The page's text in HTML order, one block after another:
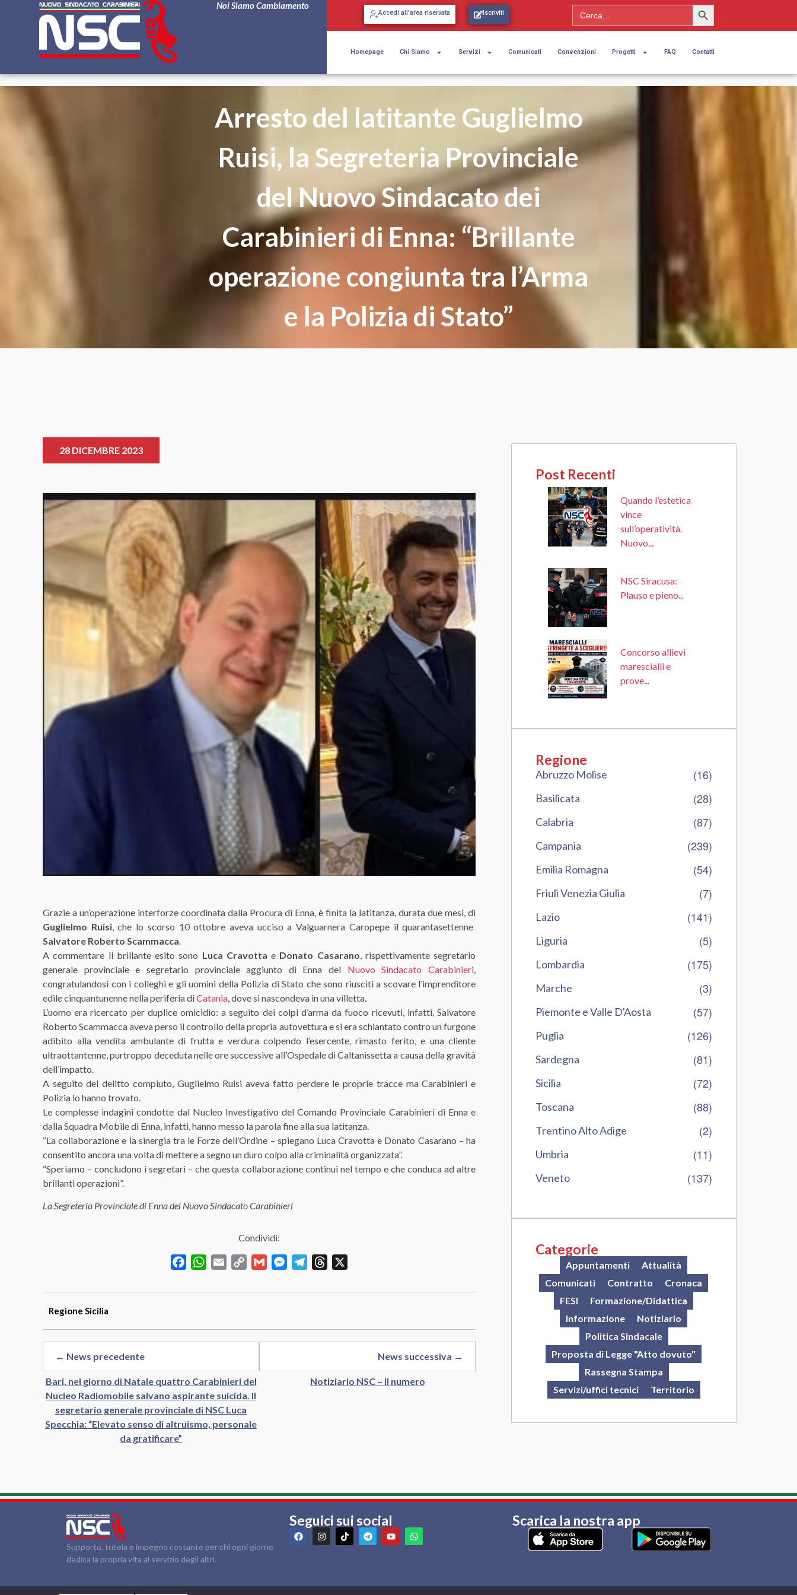
Noi Siamo Cambiamento
Accedi all'area riservata Iscriviti Search
for:
Search Button
Homepage Chi Siamo Servizi Comunicati Convenzioni Progetti FAQ Contatti
Arresto del latitante Guglielmo
Ruisi, la Segreteria Provinciale
del Nuovo Sindacato dei
Carabinieri di Enna: “Brillante
operazione congiunta tra l’Arma
e la Polizia di Stato”
28 DICEMBRE 2023
Grazie a un’operazione interforze coordinata dalla Procura di Enna, è finita la latitanza, durata due mesi, di
Guglielmo Ruisi, che lo scorso 10 ottobre aveva ucciso a Valguarnera Caropepe il quarantasettenne
Salvatore Roberto Scammacca.
A commentare il brillante esito sono Luca Cravotta e Donato Casarano, rispettivamente segretario
generale provinciale e segretario provinciale aggiunto di Enna del Nuovo Sindacato Carabinieri,
congratulandosi con i colleghi e gli uomini della Polizia di Stato che sono riusciti a scovare l’imprenditore
edile cinquantunenne nella periferia diCatania, dove si nascondeva in una villetta.
L’uomo era ricercato per duplice omicidio: a seguito dei colpi d’arma da fuoco ricevuti, infatti, Salvatore
Roberto Scammacca aveva perso il controllo della propria autovettura e si era schiantato contro un furgone
adibito alla vendita ambulante di frutta e verdura colpendo l’esercente, rimasto ferito, e una cliente
ultraottantenne, purtroppo deceduta nelle ore successive all’Ospedale di Caltanissetta a causa della gravità
dell’impatto.
A seguito del delitto compiuto, Guglielmo Ruisi aveva fatto perdere le proprie tracce ma Carabinieri e
Polizia lo hanno trovato.
Le complesse indagini condotte dal Nucleo Investigativo del Comando Provinciale Carabinieri di Enna e
dalla Squadra Mobile di Enna, infatti, hanno messo la parola fine alla sua latitanza.
“La collaborazione e la sinergia tra le Forze dell’Ordine – spiegano Luca Cravotta e Donato Casarano – ha
consentito ancora una volta di mettere a segno un duro colpo alla criminalità organizzata”.
“Speriamo – concludono i segretari – che questa collaborazione continui nel tempo e che conduca ad altre
brillanti operazioni”.
La Segreteria Provinciale di Enna del Nuovo Sindacato Carabinieri
Condividi:
FacebookWhatsApp
Email
Copy
Gmail MessengerTelegramThreads
Regione Sicilia
← News precedente
Bari, nel giorno di Natale quattro Carabinieri del
Nucleo Radiomobile salvano aspirante suicida. Il
segretario generale provinciale di NSC Luca
Specchia: “Elevato senso di altruismo, personale
da gratificare”
News successiva →
Notiziario NSC – II numero
Post Recenti
Quando l’estetica
vince
sull’operatività.
Nuovo...
NSC Siracusa:
Plauso e pieno...
Concorso allievi
marescialli e
prove...
Regione
Abruzzo Molise (16)
Basilicata (28)
Calabria (87)
Campania (239)
Emilia Romagna (54)
Friuli Venezia Giulia (7)
Lazio (141)
Liguria (5)
Lombardia (175)
Marche (3)
Piemonte e Valle D'Aosta (57)
Puglia (126)
Sardegna (81)
Sicilia (72)
Toscana (88)
Trentino Alto Adige (2)
Umbria (11)
Veneto (137)
Categorie
Appuntamenti
Attualità
Comunicati
Contratto
Cronaca
FESI
Formazione/Didattica
Informazione
Notiziario
Politica Sindacale
Proposta di Legge "Atto dovuto"
Rassegna Stampa
Servizi/uffici tecnici
Territorio
Supporto, tutela e impegno costante per chi ogni giorno
dedica la propria vita al servizio degli altri.
Seguici sui social Scarica la nostra app